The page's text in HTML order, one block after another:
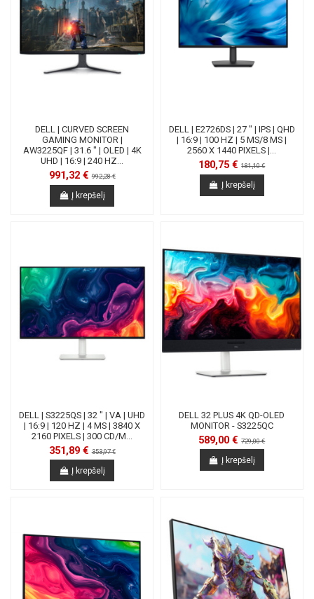
DELL | CURVED SCREEN
GAMING MONITOR |
AW3225QF | 31.6 " | OLED | 4K
UHD | 16:9 | 240 HZ...
991,32 €992,28 €
Į krepšelį
DELL | E2726DS | 27 " | IPS | QHD
| 16:9 | 100 HZ | 5 MS/8 MS |
2560 X 1440 PIXELS |...
180,75 €181,10 €
Į krepšelį
DELL | S3225QS | 32 " | VA | UHD
| 16:9 | 120 HZ | 4 MS | 3840 X
2160 PIXELS | 300 CD/M...
351,89 €353,97 €
Į krepšelį
DELL 32 PLUS 4K QD-OLED
MONITOR - S3225QC
589,00 €729,00 €
Į krepšelį